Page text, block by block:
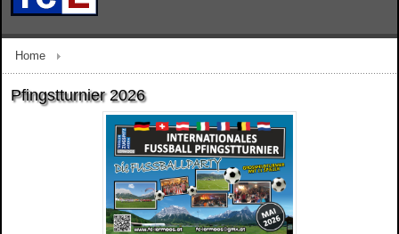
Home
Pfingstturnier 2026